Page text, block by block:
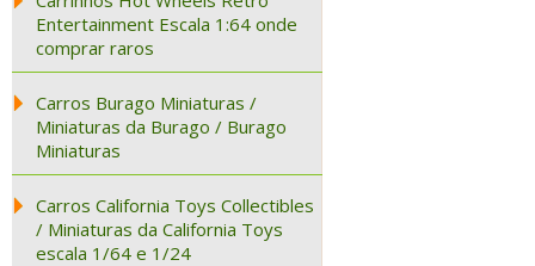
Entertainment Escala 1:64 onde
comprar raros
Carros Burago Miniaturas /
Miniaturas da Burago / Burago
Miniaturas
Carros California Toys Collectibles
/ Miniaturas da California Toys
escala 1/64 e 1/24